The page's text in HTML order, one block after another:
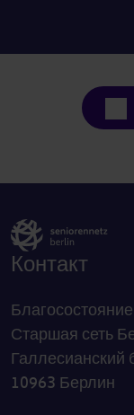
Контакт
Старшая сеть
Галлесианский
10963 Берлин